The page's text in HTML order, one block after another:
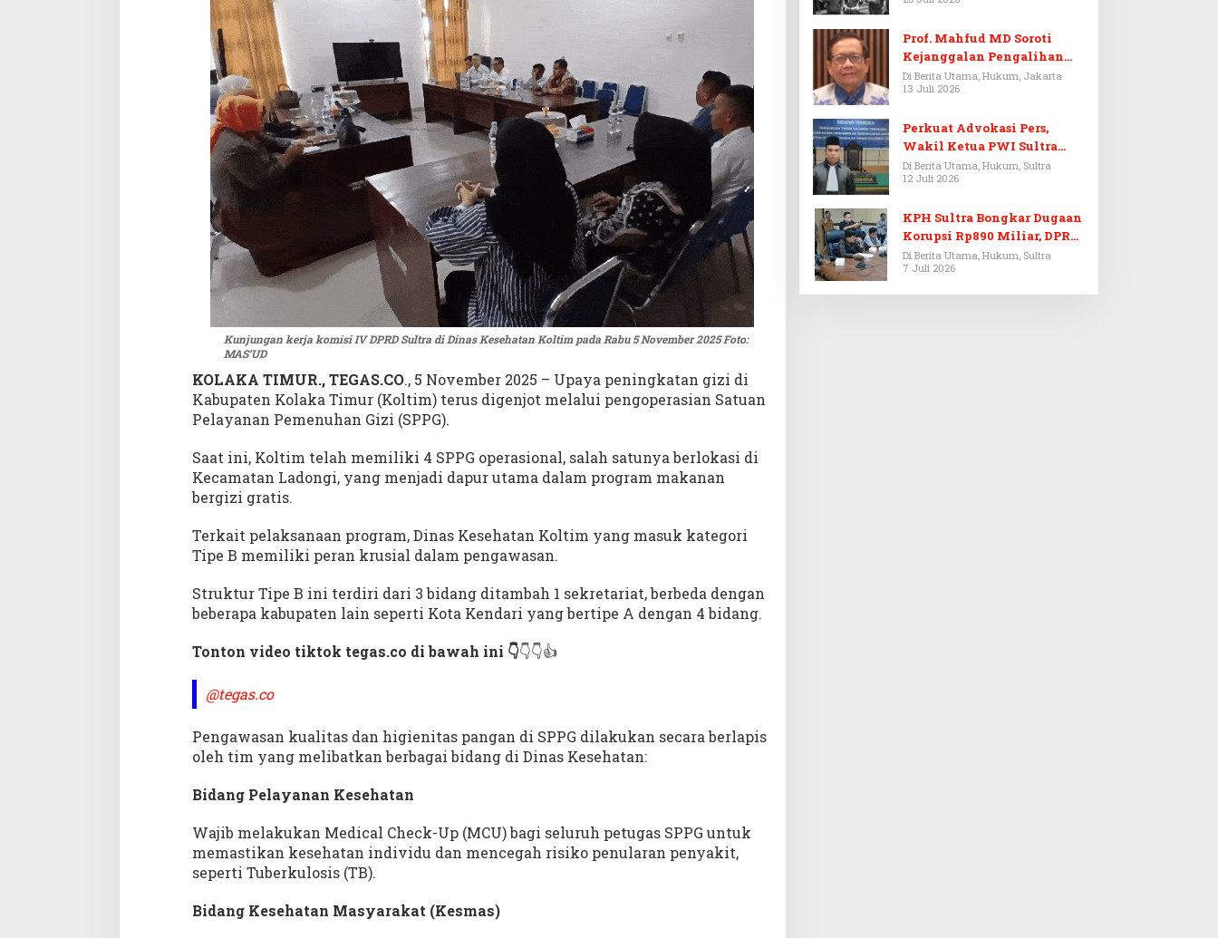
a
s
d
a
n
K
u
a
l
i
a
P
n
n
i
K
o
i
m
,
n
i
e
n
e
s
n
K
m
s
I
V
P
Kunjungan kerja komisi IV DPRD Sultra di Dinas Kesehatan Koltim pada Rabu 5 November 2025 Foto:
MAS’UD
KOLAKA TIMUR., TEGAS.CO., 5 November 2025 – Upaya peningkatan gizi di
Kabupaten Kolaka Timur (Koltim) terus digenjot melalui pengoperasian Satuan
Pelayanan Pemenuhan Gizi (SPPG).
Saat ini, Koltim telah memiliki 4 SPPG operasional, salah satunya berlokasi di
Kecamatan Ladongi, yang menjadi dapur utama dalam program makanan
bergizi gratis.
Terkait pelaksanaan program, Dinas Kesehatan Koltim yang masuk kategori
Tipe B memiliki peran krusial dalam pengawasan.
Struktur Tipe B ini terdiri dari 3 bidang ditambah 1 sekretariat, berbeda dengan
beberapa kabupaten lain seperti Kota Kendari yang bertipe A dengan 4 bidang.
Tonton video tiktok tegas.co di bawah ini 👇👇👇👍
@tegas.co
Pengawasan kualitas dan higienitas pangan di SPPG dilakukan secara berlapis
oleh tim yang melibatkan berbagai bidang di Dinas Kesehatan:
Bidang Pelayanan Kesehatan
Wajib melakukan Medical Check-Up (MCU) bagi seluruh petugas SPPG untuk
memastikan kesehatan individu dan mencegah risiko penularan penyakit,
seperti Tuberkulosis (TB).
Bidang Kesehatan Masyarakat (Kesmas)
Prof. Mahfud MD Soroti
Kejanggalan Pengalihan
Penyelidikan Tersangka
Febrie Adriansyah
Di Berita Utama, Hukum, Jakarta
13 Juli 2026
Perkuat Advokasi Pers,
Wakil Ketua PWI Sultra
Resmi Dilantik Menjadi
Advokat PERADI
Di Berita Utama, Hukum, Sultra
12 Juli 2026
KPH Sultra Bongkar Dugaan
Korupsi Rp890 Miliar, DPRD
Sultra Gelar RDP
Di Berita Utama, Hukum, Sultra
7 Juli 2026